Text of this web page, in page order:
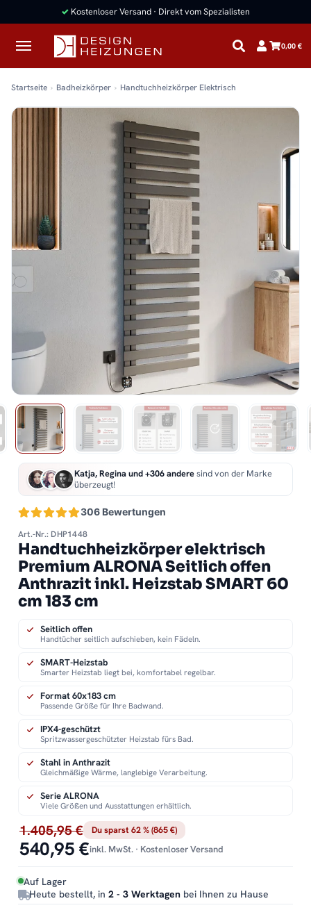
✓ Kostenloser Versand · Direkt vom Spezialisten
0,00 €
Startseite Badheizkörper Handtuchheizkörper Elektrisch
306 Bewertungen
Katja, Regina und +306 anderesind von der Marke
überzeugt!
Art.-Nr.: DHP1448
Handtuchheizkörper elektrisch
Premium ALRONA Seitlich offen
Anthrazit inkl. Heizstab SMART 60
cm 183 cm
1.405,95 € Du sparst 62 % (865 €)
540,95 €inkl. MwSt. · Kostenloser Versand
Auf Lager
Heute bestellt, in 2 - 3 Werktagen bei Ihnen zu Hause
Seitlich offen
Handtücher seitlich aufschieben, kein Fädeln.
SMART-Heizstab
Smarter Heizstab liegt bei, komfortabel regelbar.
Format 60x183 cm
Passende Größe für Ihre Badwand.
IPX4-geschützt
Spritzwassergeschützter Heizstab fürs Bad.
Stahl in Anthrazit
Gleichmäßige Wärme, langlebige Verarbeitung.
Serie ALRONA
Viele Größen und Ausstattungen erhältlich.